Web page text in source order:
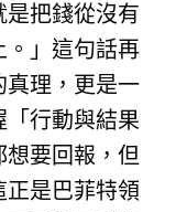
是把錢從沒有
。」這句話再
真理，更是一
行動與結果
要回報，但
是巴菲特領